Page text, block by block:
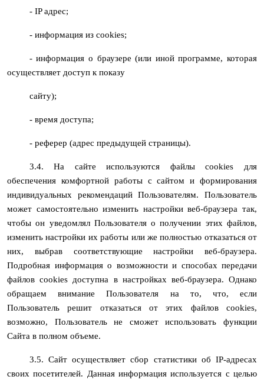
- IP адрес;
- информация из cookies;
- информация о браузере (или иной программе, которая
осуществляет доступ к показу
сайту);
- время доступа;
- реферер (адрес предыдущей страницы).
3.4. На сайте используются файлы cookies для
обеспечения комфортной работы с сайтом и формирования
индивидуальных рекомендаций Пользователям. Пользователь
может самостоятельно изменить настройки веб-браузера так,
чтобы он уведомлял Пользователя о получении этих файлов,
изменить настройки их работы или же полностью отказаться от
них, выбрав соответствующие настройки веб-браузера.
Подробная информация о возможности и способах передачи
файлов cookies доступна в настройках веб-браузера. Однако
обращаем внимание Пользователя на то, что, если
Пользователь решит отказаться от этих файлов cookies,
возможно, Пользователь не сможет использовать функции
Сайта в полном объеме.
3.5. Сайт осуществляет сбор статистики об IP-адресах
своих посетителей. Данная информация используется с целью